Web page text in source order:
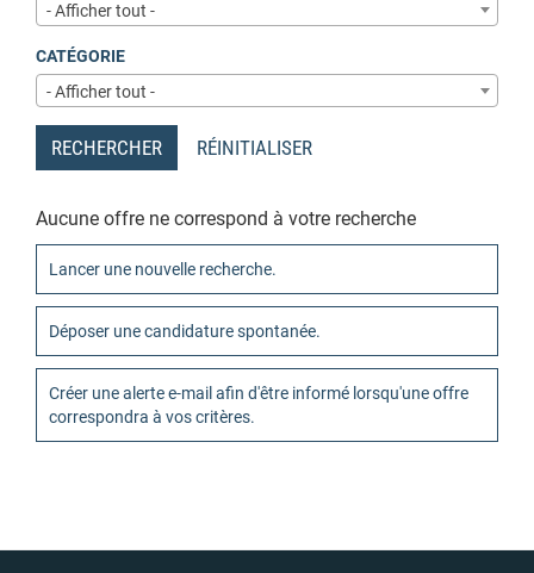
- Afficher tout -
CATÉGORIE
- Afficher tout -
RECHERCHER RÉINITIALISER
Aucune offre ne correspond à votre recherche
Lancer une nouvelle recherche.
Déposer une candidature spontanée.
Créer une alerte e-mail afin d'être informé lorsqu'une offre
correspondra à vos critères.